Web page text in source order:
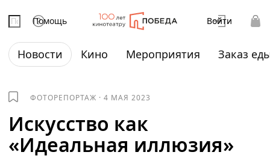
Помощь Войти
Новости Кино Мероприятия Заказ
ФОТОРЕПОРТАЖ ·4 МАЯ 2023
Искусство как
«Идеальная иллюзия»